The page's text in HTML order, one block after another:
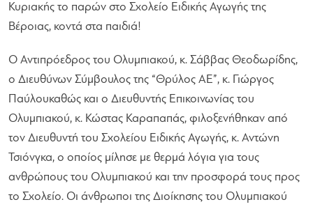
Κυριακής το παρών στο Σχολείο Ειδικής Αγωγής της
Βέροιας, κοντά στα παιδιά!
Ο Αντιπρόεδρος του Ολυμπιακού, κ. Σάββας Θεοδωρίδης,
ο Διευθύνων Σύμβουλος της “Θρύλος ΑΕ”, κ. Γιώργος
Παύλουκαθώς και ο Διευθυντής Επικοινωνίας του
Ολυμπιακού, κ. Κώστας Καραπαπάς, φιλοξενήθηκαν από
τον Διευθυντή του Σχολείου Ειδικής Αγωγής, κ. Αντώνη
Τσιόνγκα, ο οποίος μίλησε με θερμά λόγια για τους
ανθρώπους του Ολυμπιακού και την προσφορά τους προς
το Σχολείο. Οι άνθρωποι της Διοίκησης του Ολυμπιακού